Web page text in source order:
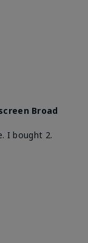
Broad
I bought 2.